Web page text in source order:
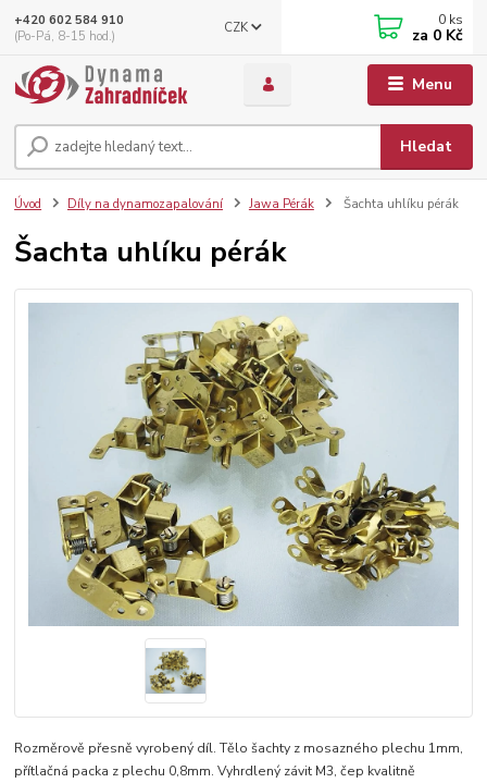
Menu
CZK
Hledat
+420 602 584 910
(Po-Pá, 8-15 hod.)
0 ks
za 0 Kč
Úvod Díly na dynamozapalování Jawa Pérák Šachta uhlíku pérák
Šachta uhlíku pérák
Rozměrově přesně vyrobený díl. Tělo šachty z mosazného plechu 1mm,
přítlačná packa z plechu 0,8mm. Vyhrdlený závit M3, čep kvalitně